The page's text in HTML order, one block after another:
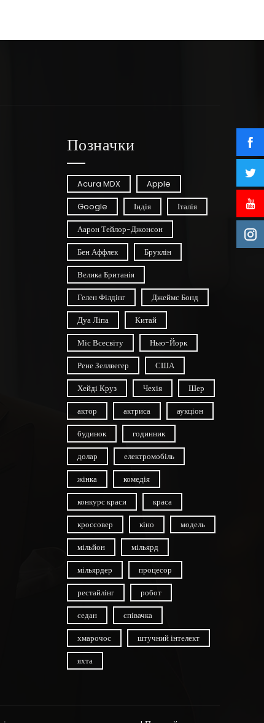
Позначки
Acura MDX Apple
Google Індія Італія
Аарон Тейлор-Джонсон
Бен Аффлек Бруклін
Велика Британія
Гелен Філдінг Джеймс Бонд
Дуа Ліпа Китай
Міс Всесвіту Нью-Йорк
Рене Зеллвегер США
Хейді Круз Чехія Шер
актор актриса аукціон
будинок годинник
долар електромобіль
жінка комедія
конкурс краси краса
кроссовер кіно модель
мільйон мільярд
мільярдер процесор
рестайлінг робот
седан співачка
хмарочос штучний інтелект
яхта